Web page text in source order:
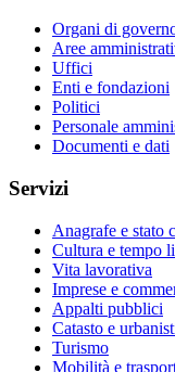
Organi di
Aree
Uffici
Enti e fondazioni
Politici
Personale
Documenti e dati
Servizi
Anagrafe e stato
Cultura e tempo
Vita lavorativa
Imprese e
Appalti pubblici
Catasto e
Turismo
Mobilità e